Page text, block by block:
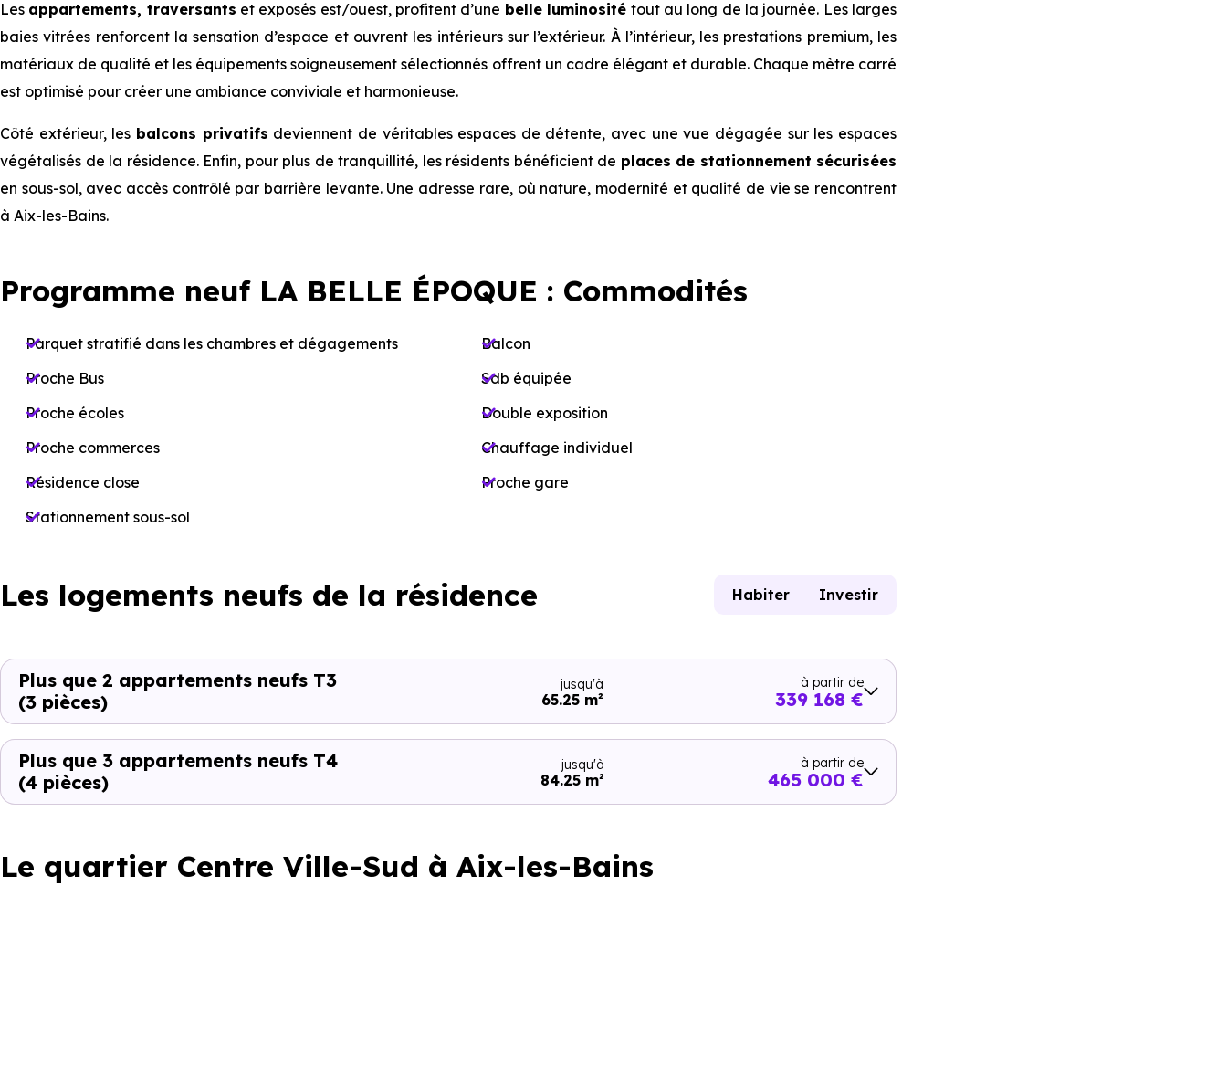
Les appartements, traversants et exposés est/ouest, profitent d’une belle luminosité tout au long de la journée. Les larges
baies vitrées renforcent la sensation d’espace et ouvrent les intérieurs sur l’extérieur. À l’intérieur, les prestations premium, les
matériaux de qualité et les équipements soigneusement sélectionnés offrent un cadre élégant et durable. Chaque mètre carré
est optimisé pour créer une ambiance conviviale et harmonieuse.
Côté extérieur, les balcons privatifs deviennent de véritables espaces de détente, avec une vue dégagée sur les espaces
végétalisés de la résidence. Enfin, pour plus de tranquillité, les résidents bénéficient de places de stationnement sécurisées
en sous-sol, avec accès contrôlé par barrière levante. Une adresse rare, où nature, modernité et qualité de vie se rencontrent
à Aix-les-Bains.
Programme neuf LA BELLE ÉPOQUE : Commodités
Parquet stratifié dans les chambres et dégagements
Proche Bus
Proche écoles
Proche commerces
Résidence close
Stationnement sous-sol
Balcon
Sdb équipée
Double exposition
Chauffage individuel
Proche gare
Les logements neufs de la résidence Habiter Investir
Plus que 2 appartements neufs T3
(3 pièces)
jusqu'à
65.25 m²
à partir de
339 168 €
Plus que 3 appartements neufs T4
(4 pièces)
jusqu'à
84.25 m²
à partir de
465 000 €
Le quartier Centre Ville-Sud à Aix-les-Bains